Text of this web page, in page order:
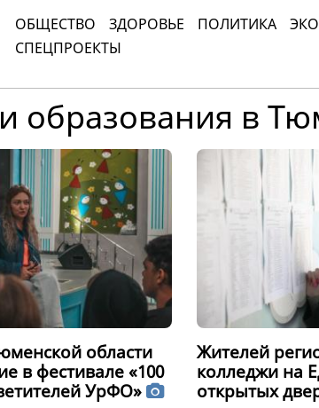
ОБЩЕСТВО ЗДОРОВЬЕ ПОЛИТИКА
СПЕЦПРОЕКТЫ
образования в
области
в фестивале «100
УрФО»
Жителей
колледжи на
открытых